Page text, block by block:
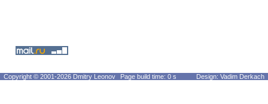
Copyright © 2001-2026 Dmitry Leonov Page build time: 0 s Design: Vadim Derkach